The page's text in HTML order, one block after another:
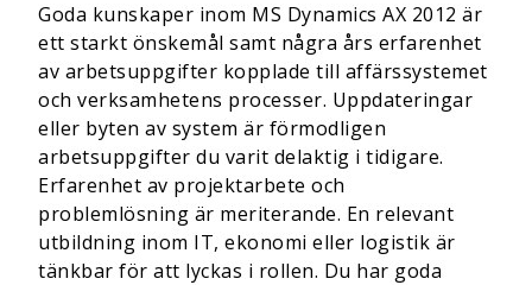
Goda kunskaper inom MS Dynamics AX 2012 är
ett starkt önskemål samt några års erfarenhet
av arbetsuppgifter kopplade till affärssystemet
och verksamhetens processer. Uppdateringar
eller byten av system är förmodligen
arbetsuppgifter du varit delaktig i tidigare.
Erfarenhet av projektarbete och
problemlösning är meriterande. En relevant
utbildning inom IT, ekonomi eller logistik är
tänkbar för att lyckas i rollen. Du har goda